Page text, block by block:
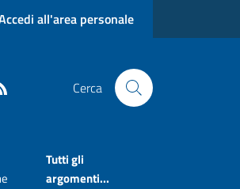
all'area personale
Cerca
Tutti gli
argomenti...